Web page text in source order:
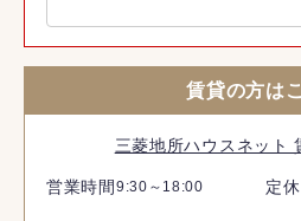
賃貸の方は
三菱地所ハウスネット
営業時間 9:30～18:00 定